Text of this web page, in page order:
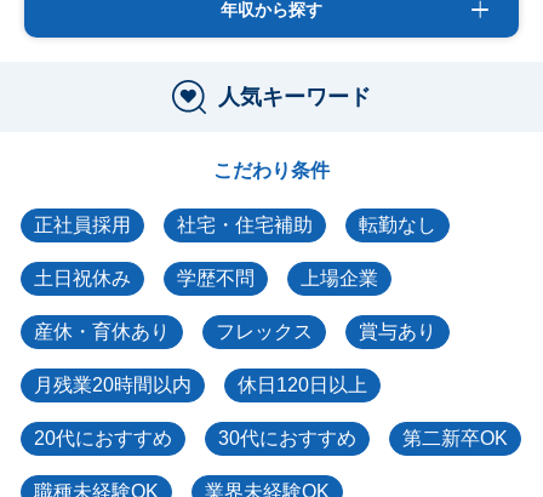
年収から探す
人気キーワード
こだわり条件
正社員採用 社宅・住宅補助 転勤なし
土日祝休み 学歴不問 上場企業
産休・育休あり フレックス 賞与あり
月残業20時間以内 休日120日以上
20代におすすめ 30代におすすめ 第二新卒OK
職種未経験OK 業界未経験OK